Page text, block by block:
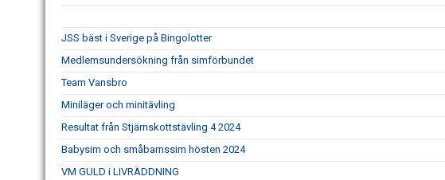
JSS bäst i Sverige på Bingolotter
Medlemsundersökning från simförbundet
Team Vansbro
Miniläger och minitävling
Resultat från Stjärnskottstävling 4 2024
Babysim och småbarnssim hösten 2024
VM GULD i LIVRÄDDNING